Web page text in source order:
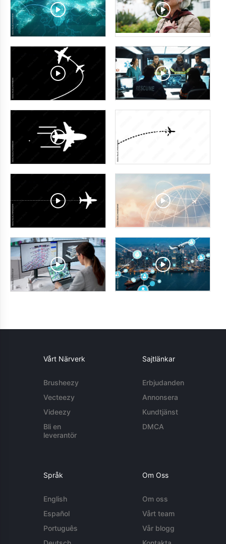
Vårt Närverk
Brusheezy
Vecteezy
Videezy
Bli en
leverantör
Sajtlänkar
Erbjudanden
Annonsera
Kundtjänst
DMCA
Språk
English
Español
Português
Om Oss
Om oss
Vårt team
Vår blogg